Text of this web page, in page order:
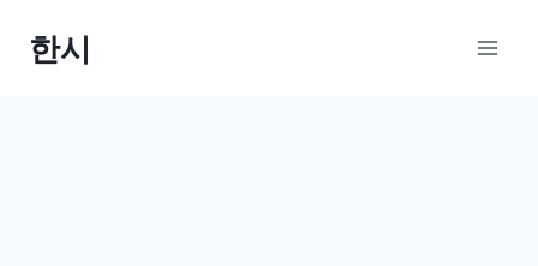
한시